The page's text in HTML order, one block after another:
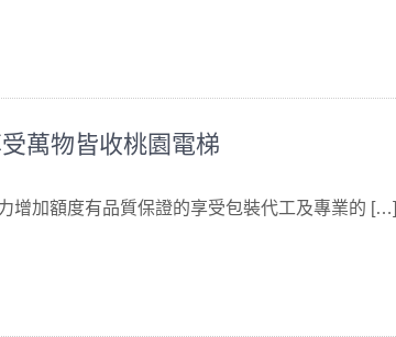
萬物皆收桃園電梯
增加額度有品質保證的享受包裝代工及專業的 […]